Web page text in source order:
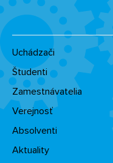
Uchádzači
Študenti
Zamestnávatelia
Verejnosť
Absolventi
Aktuality